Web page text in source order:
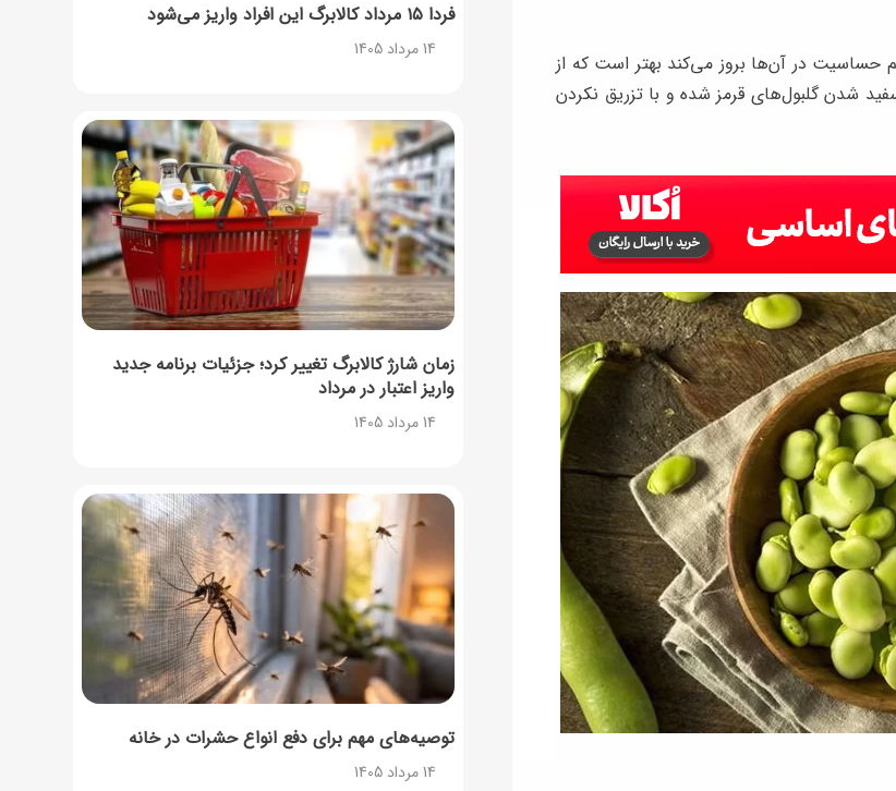
حساسیت در آن‌ها بروز می‌کند بهتر است که از
شدن گلبول‌های قرمز شده و با تزریق نکردن
فردا ۱۵ مرداد کالابرگ این افراد واریز می‌شود
14 مرداد 1405
زمان شارژ کالابرگ تغییر کرد؛ جزئیات برنامه جدید
واریز اعتبار در مرداد
14 مرداد 1405
توصیه‌های مهم برای دفع انواع حشرات در خانه
14 مرداد 1405